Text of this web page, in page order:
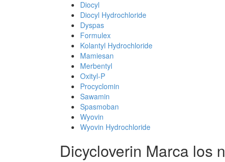
Diocyl
Diocyl Hydrochloride
Dyspas
Formulex
Kolantyl Hydrochloride
Mamiesan
Merbentyl
Oxityl-P
Procyclomin
Sawamin
Spasmoban
Wyovin
Wyovin Hydrochloride
Dicycloverin Marca los